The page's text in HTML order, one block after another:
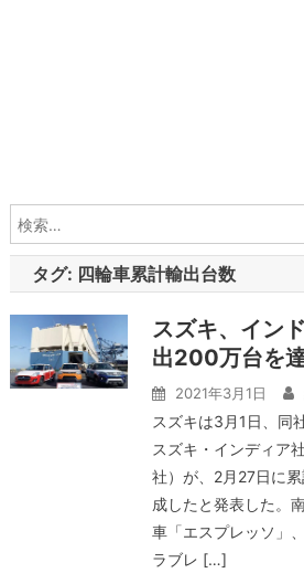
タグ: 四輪車累計輸出台数
スズキ、イン
出200万台を
2021年3月1日
スズキは3月1日、同
スズキ・インディア
社）が、2月27日に
成したと発表した。
車「エスプレッソ」
ラブレ […]